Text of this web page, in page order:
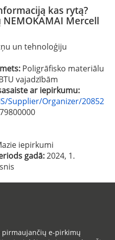
kas rytą?
Mercell
un tehnoloģiju
Poligrāfisko materiālu
vajadzībām
ar iepirkumu:
Supplier/Organizer/20852
79800000
iepirkumi
gadā:2024, 1.
pirmaujančių e-pirkimų